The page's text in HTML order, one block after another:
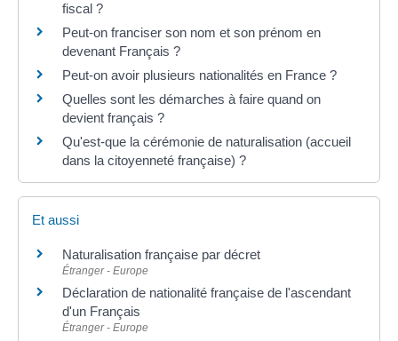
fiscal ?
Peut-on franciser son nom et son prénom en
devenant Français ?
Peut-on avoir plusieurs nationalités en France ?
Quelles sont les démarches à faire quand on
devient français ?
Qu'est-que la cérémonie de naturalisation (accueil
dans la citoyenneté française) ?
Et aussi
Naturalisation française par décret
Étranger - Europe
Déclaration de nationalité française de l'ascendant
d'un Français
Étranger - Europe